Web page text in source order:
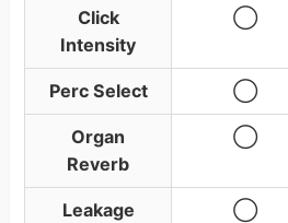
Click
Intensity
◯
Perc Select ◯
Organ
Reverb
◯
Leakage
◯